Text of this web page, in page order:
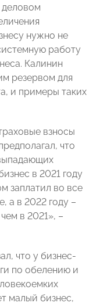
деловом
нужно не
работу
Калинин
резервом для
и примеры таких
взносы
что
в 2021 году
заплатил во все
а в 2022 году –
в 2021», –
что у бизнес-
по обелению и
малый бизнес,